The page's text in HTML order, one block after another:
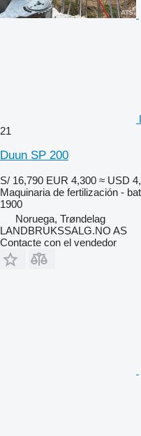
21
Duun SP 200
S/ 16,790 EUR 4,300 ≈ USD
Maquinaria de fertilización -
1900
Noruega, Trøndelag
LANDBRUKSSALG.NO AS
Contacte con el vendedor